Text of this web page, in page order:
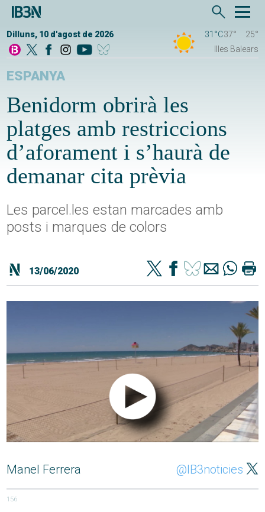
Dilluns, 10 d'agost de 2026 31°C37°
25°
Illes Balears
ESPANYA
Benidorm obrirà les
platges amb restriccions
d’aforament i s’haurà de
demanar cita prèvia
Les parcel.les estan marcades amb
posts i marques de colors
13/06/2020
Manel Ferrera @IB3noticies
156